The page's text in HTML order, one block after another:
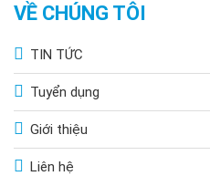
VỀ CHÚNG TÔI
TIN TỨC
Tuyển dụng
Giới thiệu
Liên hệ